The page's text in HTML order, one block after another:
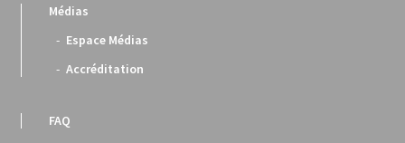
Médias
Espace Médias
Accréditation
FAQ